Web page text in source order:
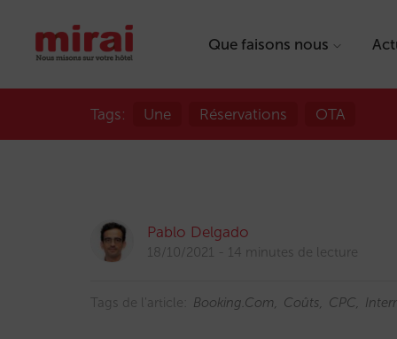
Que faisons nous
Tags: Une Réservations OTA
Pablo Delgado
18/10/2021 14 minutes de lecture
Tags de l'article: Booking.com Coûts CPC